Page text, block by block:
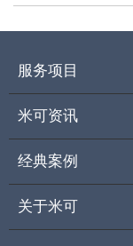
服务项目
米可资讯
经典案例
关于米可